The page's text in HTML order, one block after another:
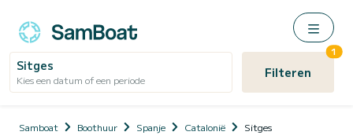
Sitges
Kies een datum of een periode Filteren
1
Samboat Boothuur Spanje Catalonië Sitges